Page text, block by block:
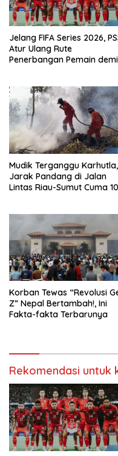
Jelang FIFA Series 2026,
Atur Ulang Rute
Penerbangan Pemain demi
Mudik Terganggu Karhutla,
Jarak Pandang di Jalan
Lintas Riau-Sumut Cuma 10
Korban Tewas “Revolusi
Z” Nepal Bertambah!, Ini
Fakta-fakta Terbarunya
Rekomendasi untuk